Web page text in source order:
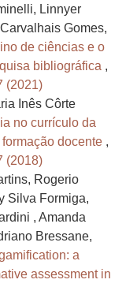
Linnyer
Gomes,
de ciências e o
bibliográfica ,
(2021)
Inês Côrte
no currículo da
docente ,
(2018)
Rogerio
Silva Formiga,
, Amanda
Bressane,
a
assessment in